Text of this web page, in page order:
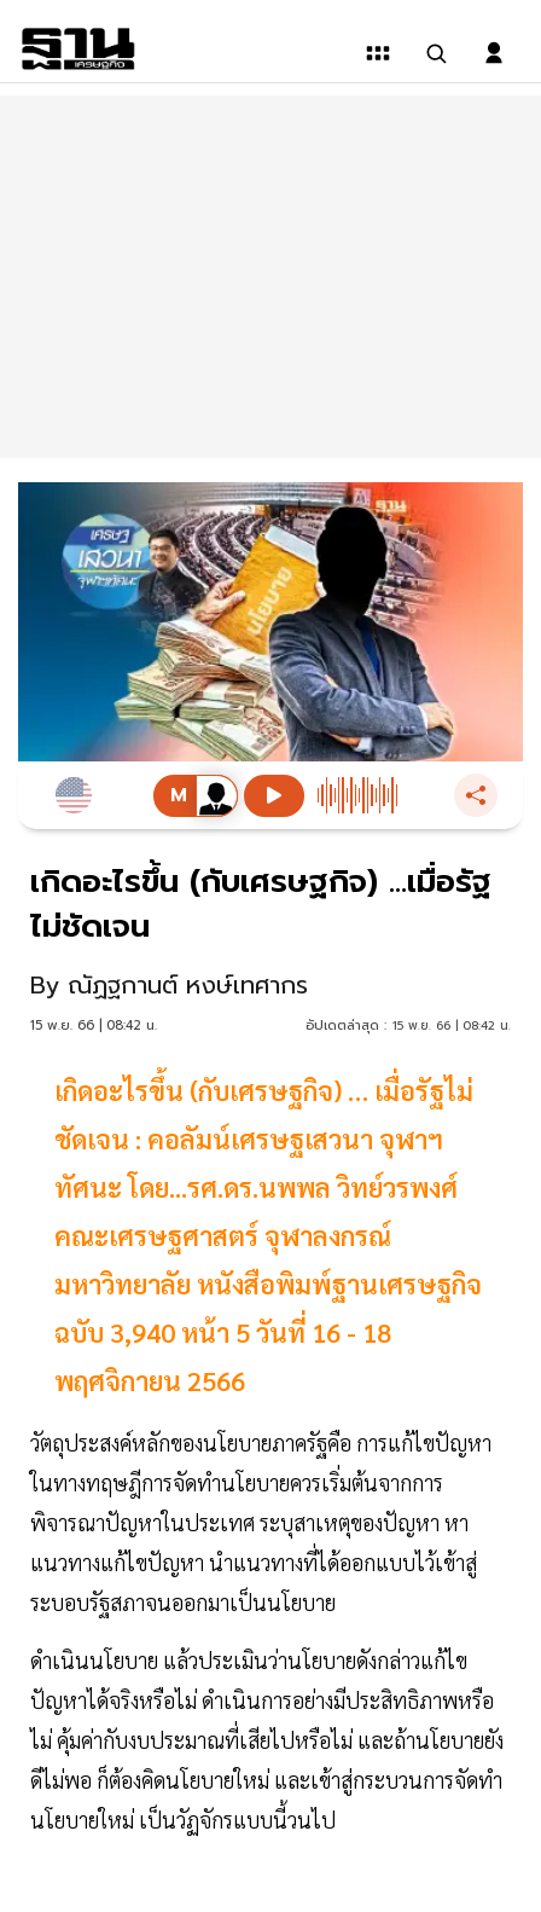
เกิดอะไรขึ้น (กับเศรษฐกิจ) …เมื่อรัฐ
ไม่ชัดเจน
By ณัฏฐกานต์ หงษ์เทศากร
15 พ.ย. 66 | 08:42 น. อัปเดตล่าสุด : 15 พ.ย. 66 | 08:42 น.
เกิดอะไรขึ้น (กับเศรษฐกิจ) … เมื่อรัฐไม่
ชัดเจน : คอลัมน์เศรษฐเสวนา จุฬาฯ
ทัศนะ โดย...รศ.ดร.นพพล วิทย์วรพงศ์
คณะเศรษฐศาสตร์ จุฬาลงกรณ์
มหาวิทยาลัย หนังสือพิมพ์ฐานเศรษฐกิจ
ฉบับ 3,940 หน้า 5 วันที่ 16 - 18
พฤศจิกายน 2566
วัตถุประสงค์หลักของนโยบายภาครัฐคือ การแก้ไขปัญหา
ในทางทฤษฎีการจัดทำนโยบายควรเริ่มต้นจากการ
พิจารณาปัญหาในประเทศ ระบุสาเหตุของปัญหา หา
แนวทางแก้ไขปัญหา นำแนวทางที่ได้ออกแบบไว้เข้าสู่
ระบอบรัฐสภาจนออกมาเป็นนโยบาย
ดำเนินนโยบาย แล้วประเมินว่านโยบายดังกล่าวแก้ไข
ปัญหาได้จริงหรือไม่ ดำเนินการอย่างมีประสิทธิภาพหรือ
ไม่ คุ้มค่ากับงบประมาณที่เสียไปหรือไม่ และถ้านโยบายยัง
ดีไม่พอ ก็ต้องคิดนโยบายใหม่ และเข้าสู่กระบวนการจัดทำ
นโยบายใหม่ เป็นวัฏจักรแบบนี้วนไป